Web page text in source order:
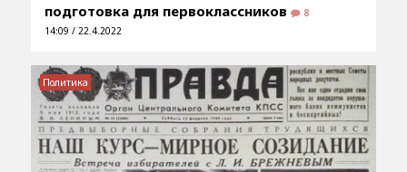
подготовка для первоклассников
8
14:09 / 22.4.2022
Политика